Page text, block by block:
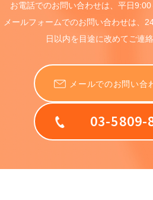
お電話でのお問い合わせは、 平日9:00
メールフォームでのお問い合わせは、
日以内を目途に改めてご連
メールでのお問い合
03-5809-